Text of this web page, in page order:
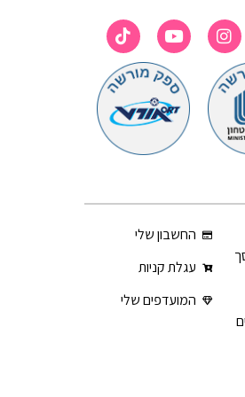
החשבון שלי
עגלת קניות
המועדפים שלי